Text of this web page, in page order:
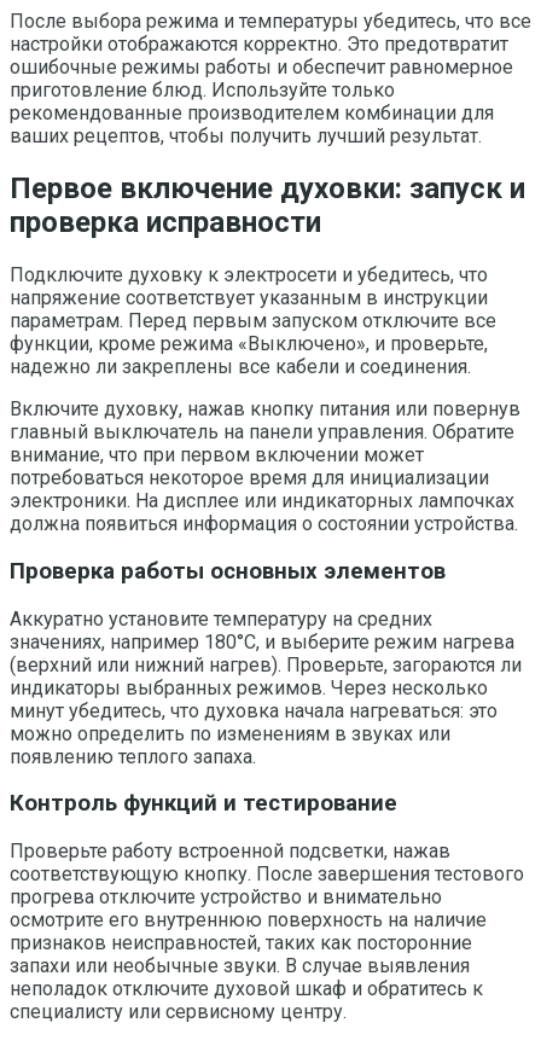
После выбора режима и температуры убедитесь, что все
настройки отображаются корректно. Это предотвратит
ошибочные режимы работы и обеспечит равномерное
приготовление блюд. Используйте только
рекомендованные производителем комбинации для
ваших рецептов, чтобы получить лучший результат.
Первое включение духовки: запуск и
проверка исправности
Подключите духовку к электросети и убедитесь, что
напряжение соответствует указанным в инструкции
параметрам. Перед первым запуском отключите все
функции, кроме режима «Выключено», и проверьте,
надежно ли закреплены все кабели и соединения.
Включите духовку, нажав кнопку питания или повернув
главный выключатель на панели управления. Обратите
внимание, что при первом включении может
потребоваться некоторое время для инициализации
электроники. На дисплее или индикаторных лампочках
должна появиться информация о состоянии устройства.
Проверка работы основных элементов
Аккуратно установите температуру на средних
значениях, например 180°C, и выберите режим нагрева
(верхний или нижний нагрев). Проверьте, загораются ли
индикаторы выбранных режимов. Через несколько
минут убедитесь, что духовка начала нагреваться: это
можно определить по изменениям в звуках или
появлению теплого запаха.
Контроль функций и тестирование
Проверьте работу встроенной подсветки, нажав
соответствующую кнопку. После завершения тестового
прогрева отключите устройство и внимательно
осмотрите его внутреннюю поверхность на наличие
признаков неисправностей, таких как посторонние
запахи или необычные звуки. В случае выявления
неполадок отключите духовой шкаф и обратитесь к
специалисту или сервисному центру.